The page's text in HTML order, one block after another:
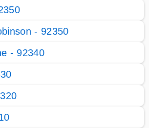
- 92350
- 92340